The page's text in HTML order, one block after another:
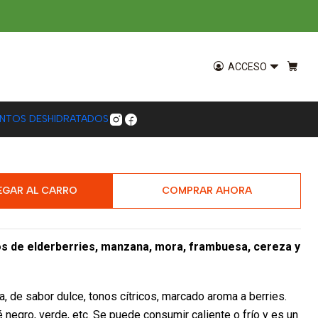
ACCESO
DESHIDRATADOS
Silvestres - 50g / 100g
AL CARRO COMPRAR AHORA
de elderberries, manzana, mora, frambuesa, cereza y
de sabor dulce, tonos cítricos, marcado aroma a berries.
verde, etc. Se puede consumir caliente o frío y es un